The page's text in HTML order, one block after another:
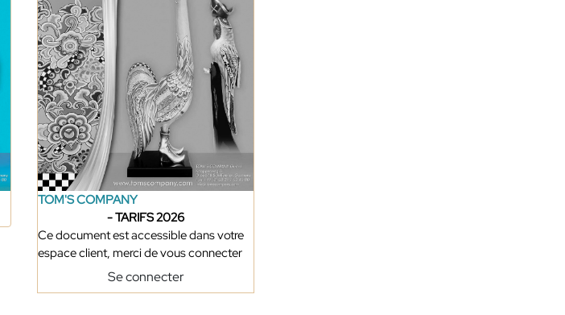
TOM'S COMPANY
- TARIFS 2026
Ce document est accessible dans votre
espace client, merci de vous connecter
Se connecter